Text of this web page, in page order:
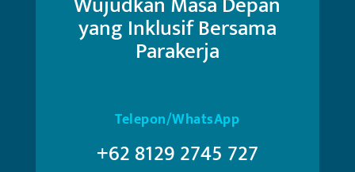
yang Inklusif Bersama
Parakerja
Telepon/WhatsApp
+62 8129 2745 727